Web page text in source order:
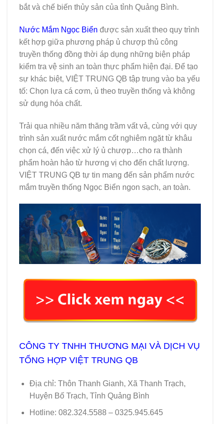
bắt và chế biến thủy sản của tỉnh Quảng Bình.
Nước Mắm Ngọc Biển được sản xuất theo quy trình
kết hợp giữa phương pháp ủ chượp thủ công
truyền thống đồng thời áp dụng những biện pháp
kiểm tra vệ sinh an toàn thực phẩm hiện đại. Để tạo
sự khác biệt, VIỆT TRUNG QB tập trung vào ba yếu
tố: Chọn lựa cá cơm, ủ theo truyền thống và không
sử dụng hóa chất.
Trải qua nhiều năm thăng trầm vất vả, cùng với quy
trình sản xuất nước mắm cốt nghiêm ngặt từ khâu
chọn cá, đến việc xử lý ủ chượp…cho ra thành
phẩm hoàn hảo từ hương vị cho đến chất lượng.
VIỆT TRUNG QB tự tin mang đến sản phẩm nước
mắm truyền thống Ngọc Biển ngon sạch, an toàn.
CÔNG TY TNHH THƯƠNG MẠI VÀ DỊCH VỤ
TỔNG HỢP VIỆT TRUNG QB
Địa chỉ: Thôn Thanh Gianh, Xã Thanh Trạch,
Huyện Bố Trạch, Tỉnh Quảng Bình
Hotline: 082.324.5588 – 0325.945.645